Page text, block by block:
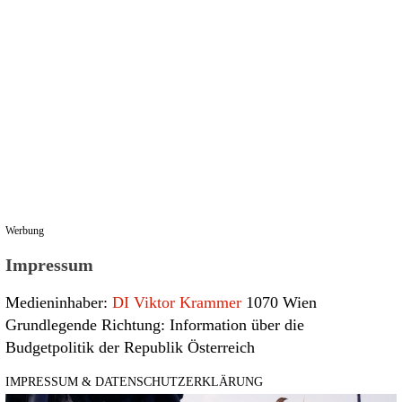
Werbung
Impressum
Medieninhaber: DI Viktor Krammer 1070 Wien
Grundlegende Richtung: Information über die
Budgetpolitik der Republik Österreich
IMPRESSUM & DATENSCHUTZERKLÄRUNG